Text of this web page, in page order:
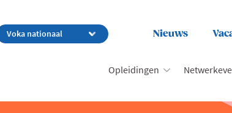
Nieuws
Opleidingen